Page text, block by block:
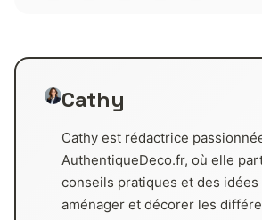
Cathy
Cathy est rédactrice
AuthentiqueDeco.fr, où elle
conseils pratiques et des idées
aménager et décorer les